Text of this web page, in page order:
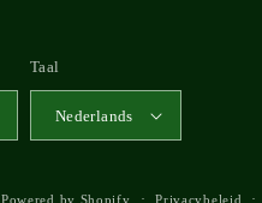
Taal
Nederlands
Powered by Shopify Privacybeleid